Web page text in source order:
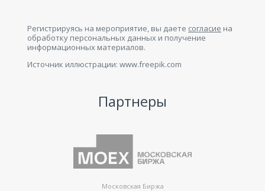
Регистрируясь на мероприятие, вы даете согласие на
обработку персональных данных и получение
информационных материалов.
Источник иллюстрации: www.freepik.com
Партнеры
Московская Биржа